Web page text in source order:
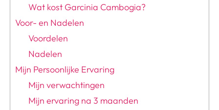
Wat kost Garcinia Cambogia?
Voor- en Nadelen
Voordelen
Nadelen
Mijn Persoonlijke Ervaring
Mijn verwachtingen
Mijn ervaring na 3 maanden